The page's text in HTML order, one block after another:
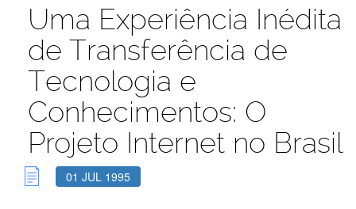
Uma Experiência Inédita
de Transferência de
Tecnologia e
Conhecimentos: O
Projeto Internet no Brasil
01 JUL 1995